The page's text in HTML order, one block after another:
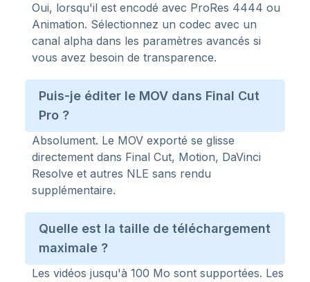
Oui, lorsqu'il est encodé avec ProRes 4444 ou
Animation. Sélectionnez un codec avec un
canal alpha dans les paramètres avancés si
vous avez besoin de transparence.
Puis-je éditer le MOV dans Final Cut
Pro ?
Absolument. Le MOV exporté se glisse
directement dans Final Cut, Motion, DaVinci
Resolve et autres NLE sans rendu
supplémentaire.
Quelle est la taille de téléchargement
maximale ?
Les vidéos jusqu'à 100 Mo sont supportées. Les